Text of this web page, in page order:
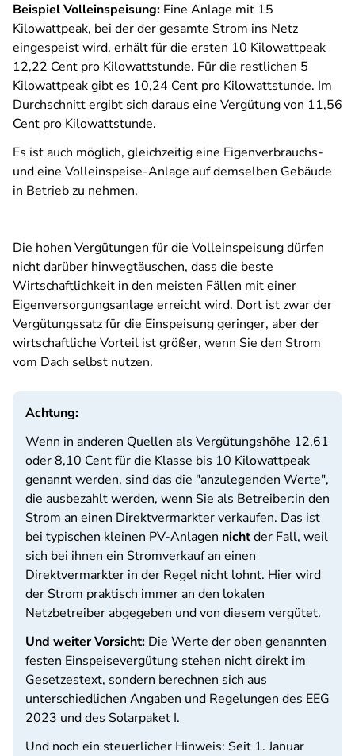
Beispiel Volleinspeisung: Eine Anlage mit 15
Kilowattpeak, bei der der gesamte Strom ins Netz
eingespeist wird, erhält für die ersten 10 Kilowattpeak
12,22 Cent pro Kilowattstunde. Für die restlichen 5
Kilowattpeak gibt es 10,24 Cent pro Kilowattstunde. Im
Durchschnitt ergibt sich daraus eine Vergütung von 11,56
Cent pro Kilowattstunde.
Es ist auch möglich, gleichzeitig eine Eigenverbrauchs-
und eine Volleinspeise-Anlage auf demselben Gebäude
in Betrieb zu nehmen.
Die hohen Vergütungen für die Volleinspeisung dürfen
nicht darüber hinwegtäuschen, dass die beste
Wirtschaftlichkeit in den meisten Fällen mit einer
Eigenversorgungsanlage erreicht wird. Dort ist zwar der
Vergütungssatz für die Einspeisung geringer, aber der
wirtschaftliche Vorteil ist größer, wenn Sie den Strom
vom Dach selbst nutzen.
Achtung:
Wenn in anderen Quellen als Vergütungshöhe 12,61
oder 8,10 Cent für die Klasse bis 10 Kilowattpeak
genannt werden, sind das die "anzulegenden Werte",
die ausbezahlt werden, wenn Sie als Betreiber:in den
Strom an einen Direktvermarkter verkaufen. Das ist
bei typischen kleinen PV-Anlagen nichtder Fall, weil
sich bei ihnen ein Stromverkauf an einen
Direktvermarkter in der Regel nicht lohnt. Hier wird
der Strom praktisch immer an den lokalen
Netzbetreiber abgegeben und von diesem vergütet.
Und weiter Vorsicht: Die Werte der oben genannten
festen Einspeisevergütung stehen nicht direkt im
Gesetzestext, sondern berechnen sich aus
unterschiedlichen Angaben und Regelungen des EEG
2023 und des Solarpaket I.
Und noch ein steuerlicher Hinweis: Seit 1. Januar